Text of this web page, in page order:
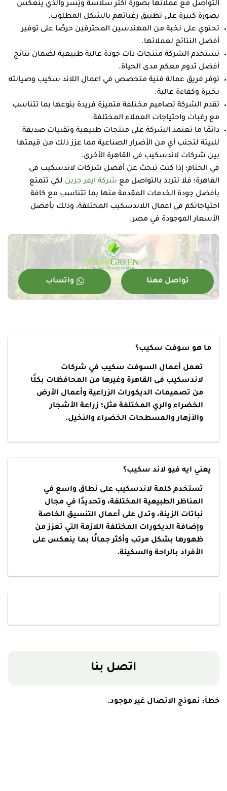
التواصل مع عملائها بصورة أكثر سلاسة ويُسر والذي ينعكس
بصورة كبيرة على تطبيق رغباتهم بالشكل المطلوب.
تحتوي على نخبة من المهندسين المحترفين حرصًا على توفير
أفضل النتائج لعملائها.
تستخدم الشركة منتجات ذات جودة عالية طبيعية لضمان نتائج
أفضل تدوم معكم مدى الحياة.
توفر فريق عمالة فنية متخصص في اعمال اللاند سكيب وصيانته
بخبرة وكفاءة عالية.
تقدم الشركة تصاميم مختلفة متميزة فريدة بنوعها بما تتناسب
مع رغبات واحتياجات العملاء المختلفة.
دائمًا ما تعتمد الشركة على منتجات طبيعية وتقنيات صديقة
للبيئة لتجنب أي من الأضرار الصناعية مما عزز ذلك من قيمتها
بين شركات لاندسكيب فى القاهرة الأخرى.
في الختام؛ إذا كنت تبحث عن أفضل شركات لاندسكيب فى
القاهرة؛ فلا تتردد بالتواصل مع شركة ايفر جرين لكي تتمتع
بأفضل جودة الخدمات المقدمة منها بما تتناسب مع كافة
احتياجاتكم فى اعمال اللاندسكيب المختلفة، وذلك بأفضل
الأسعار الموجودة في مصر.
تواصل معنا واتساب
ما هو سوفت سكيب؟
تعمل أعمال السوفت سكيب في شركات
لاندسكيب فى القاهرة وغيرها من المحافظات بكلًا
من تصميمات الديكورات الزراعية وأعمال الأرض
الخضراء والري المختلفة مثل؛ زراعة الأشجار
والأزهار والمسطحات الخضراء والنخيل.
يعني ايه فيو لاند سكيب؟
تستخدم كلمة لاندسكيب على نطاق واسع في
المناظر الطبيعية المختلفة، وتحديدًا في مجال
نباتات الزينة، وتدل على أعمال التنسيق الخاصة
وإضافة الديكورات المختلفة اللازمة التي تعزز من
ظهورها بشكل مرتب وأكثر جمالًا بما ينعكس على
الأفراد بالراحة والسكينة.
اتصل بنا
خطأ: نموذج الاتصال غير موجود.